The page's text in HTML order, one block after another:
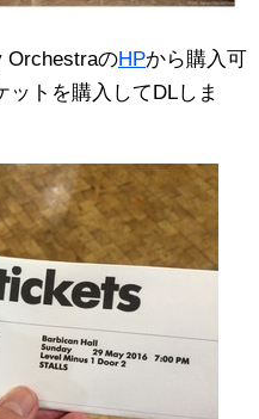
OrchestraのHPから購入可
トを購入してDLしま